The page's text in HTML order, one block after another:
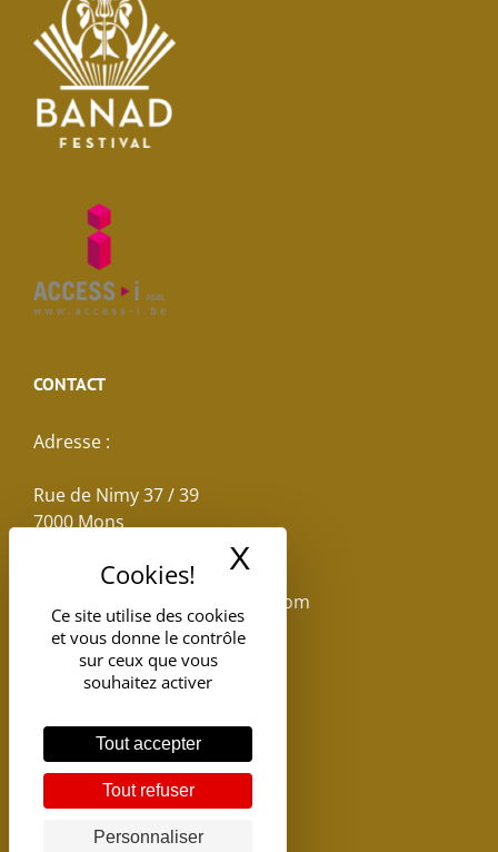
Ce site utilise des cookies
et vous donne le contrôle
sur ceux que vous
souhaitez activer
Tout accepter
Tout refuser
Personnaliser
X
CONTACT
Adresse :
Rue de Nimy 37 / 39
7000 Mons
reservations.losseau@gmail.com
Tel: +32(0)65.398.880